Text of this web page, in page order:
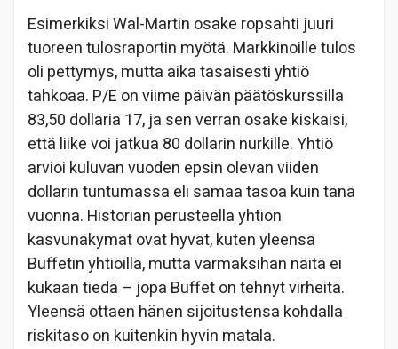
Esimerkiksi Wal-Martin osake ropsahti juuri
tuoreen tulosraportin myötä. Markkinoille tulos
oli pettymys, mutta aika tasaisesti yhtiö
tahkoaa. P/E on viime päivän päätöskurssilla
83,50 dollaria 17, ja sen verran osake kiskaisi,
että liike voi jatkua 80 dollarin nurkille. Yhtiö
arvioi kuluvan vuoden epsin olevan viiden
dollarin tuntumassa eli samaa tasoa kuin tänä
vuonna. Historian perusteella yhtiön
kasvunäkymät ovat hyvät, kuten yleensä
Buffetin yhtiöillä, mutta varmaksihan näitä ei
kukaan tiedä – jopa Buffet on tehnyt virheitä.
Yleensä ottaen hänen sijoitustensa kohdalla
riskitaso on kuitenkin hyvin matala.